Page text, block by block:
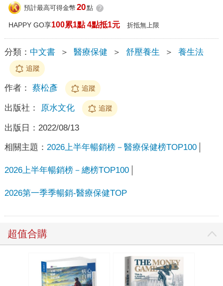
預計最高可得金幣 20點 ?
HAPPY GO享100累1點 4點抵1元 折抵無上限
分類： 中文書 ＞ 醫療保健 ＞ 舒壓養生 ＞ 養生法
追蹤
作者： 蔡松彥 追蹤
出版社： 原水文化 追蹤
出版日： 2022/08/13
相關主題： 2026上半年暢銷榜－醫療保健榜TOP100
2026上半年暢銷榜－總榜TOP100
2026第一季季暢銷-醫療保健TOP
超值合購